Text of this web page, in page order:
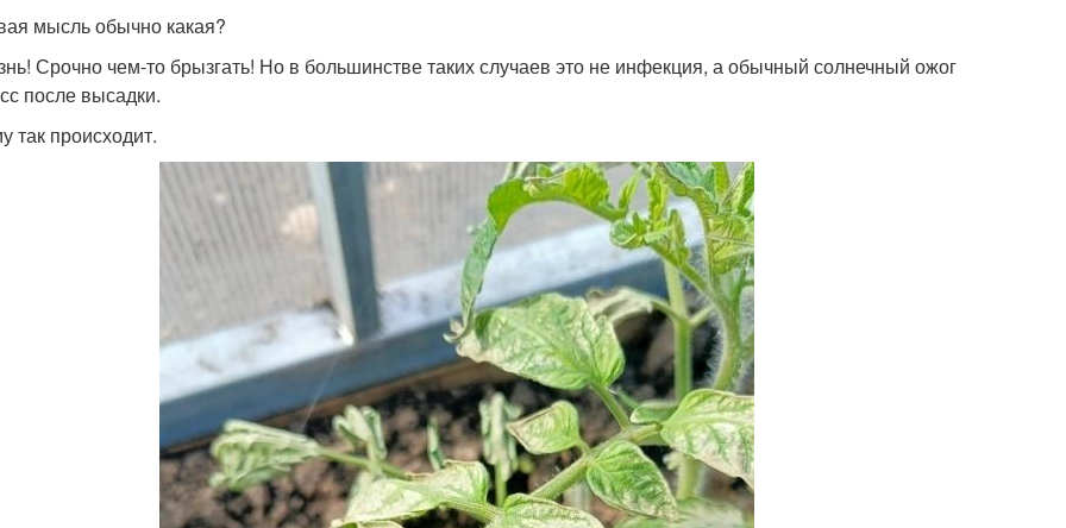
мысль обычно какая?
Срочно чем-то брызгать! Но в большинстве таких случаев это не инфекция, а обычный солнечный ожог
после высадки.
так происходит.